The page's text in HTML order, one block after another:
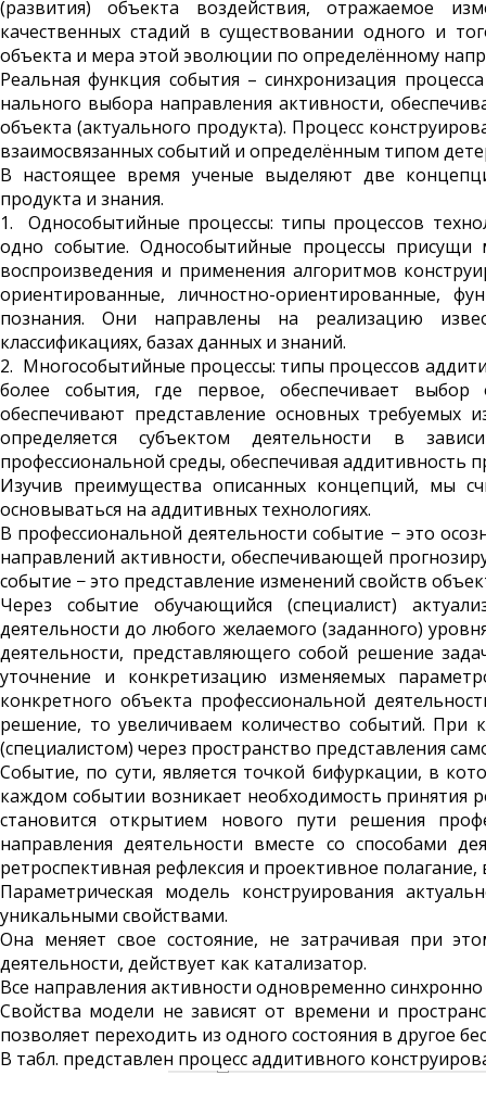
(развития) объекта воздействия, отражаемое
качественных стадий в существовании одного и
объекта и мера этой эволюции по определённому
Реальная функция события – синхронизация
нального выбора направления активности,
объекта (актуального продукта). Процесс
взаимосвязанных событий и определённым типом
В настоящее время ученые выделяют две
продукта и знания.
1. Однособытийные процессы: типы процессов
одно событие. Однособытийные процессы присущи
воспроизведения и применения алгоритмов
ориентированные, личностно-ориентированные,
познания. Они направлены на реализацию
классификациях, базах данных и знаний.
2. Многособытийные процессы: типы процессов
более события, где первое, обеспечивает выбор
обеспечивают представление основных требуемых
определяется субъектом деятельности в
профессиональной среды, обеспечивая аддитивность
Изучив преимущества описанных концепций, мы
основываться на аддитивных технологиях.
В профессиональной деятельности событие − это
направлений активности, обеспечивающей
событие − это представление изменений свойств
Через событие обучающийся (специалист)
деятельности до любого желаемого (заданного)
деятельности, представляющего собой решение
уточнение и конкретизацию изменяемых
конкретного объекта профес­сиональной
решение, то увеличиваем количество событий.
(специа­листом) через пространство представления
Событие, по сути, является точкой бифуркации, в
каждом событии возникает необходимость принятия
становится открытием нового пути решения
направления деятель­ности вместе со способами
ретроспективная рефлексия и проективное
Параметрическая модель конструи­рования
уникальными свойствами.
Она меняет свое состояние, не затрачивая при
деятельности, действует как катализатор.
Все направления активности одновременно
Свойства модели не зависят от времени и
позволяет переходить из одного состояния в другое
В табл. представлен процесс аддитивного